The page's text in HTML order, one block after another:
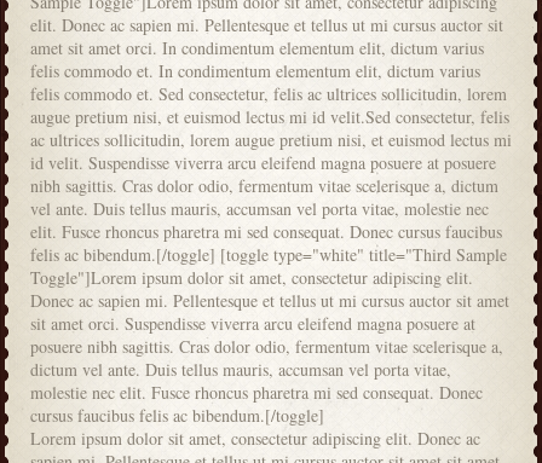
elit. Donec ac sapien mi. Pellentesque et tellus ut mi cursus auctor sit
amet sit amet orci. In condimentum elementum elit, dictum varius
felis commodo et. In condimentum elementum elit, dictum varius
felis commodo et. Sed consectetur, felis ac ultrices sollicitudin, lorem
augue pretium nisi, et euismod lectus mi id velit.Sed consectetur, felis
ac ultrices sollicitudin, lorem augue pretium nisi, et euismod lectus mi
id velit. Suspendisse viverra arcu eleifend magna posuere at posuere
nibh sagittis. Cras dolor odio, fermentum vitae scelerisque a, dictum
vel ante. Duis tellus mauris, accumsan vel porta vitae, molestie nec
elit. Fusce rhoncus pharetra mi sed consequat. Donec cursus faucibus
felis ac bibendum.[/toggle] [toggle type="white" title="Third Sample
Toggle"]Lorem ipsum dolor sit amet, consectetur adipiscing elit.
Donec ac sapien mi. Pellentesque et tellus ut mi cursus auctor sit amet
sit amet orci. Suspendisse viverra arcu eleifend magna posuere at
posuere nibh sagittis. Cras dolor odio, fermentum vitae scelerisque a,
dictum vel ante. Duis tellus mauris, accumsan vel porta vitae,
molestie nec elit. Fusce rhoncus pharetra mi sed consequat. Donec
cursus faucibus felis ac bibendum.[/toggle]
Lorem ipsum dolor sit amet, consectetur adipiscing elit. Donec ac